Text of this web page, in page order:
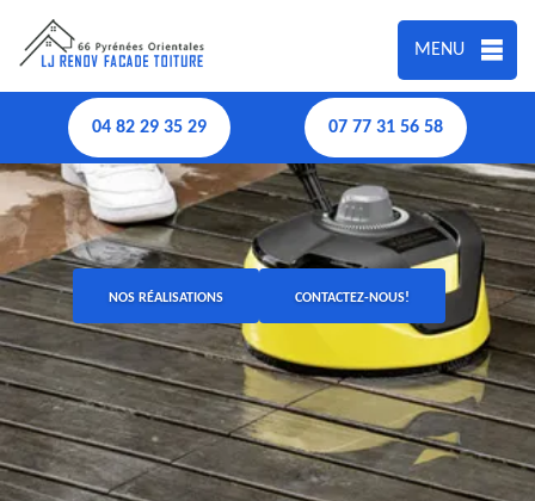
MENU
04 82 29 35 29 07 77 31 56 58
NOS RÉALISATIONS CONTACTEZ-NOUS!